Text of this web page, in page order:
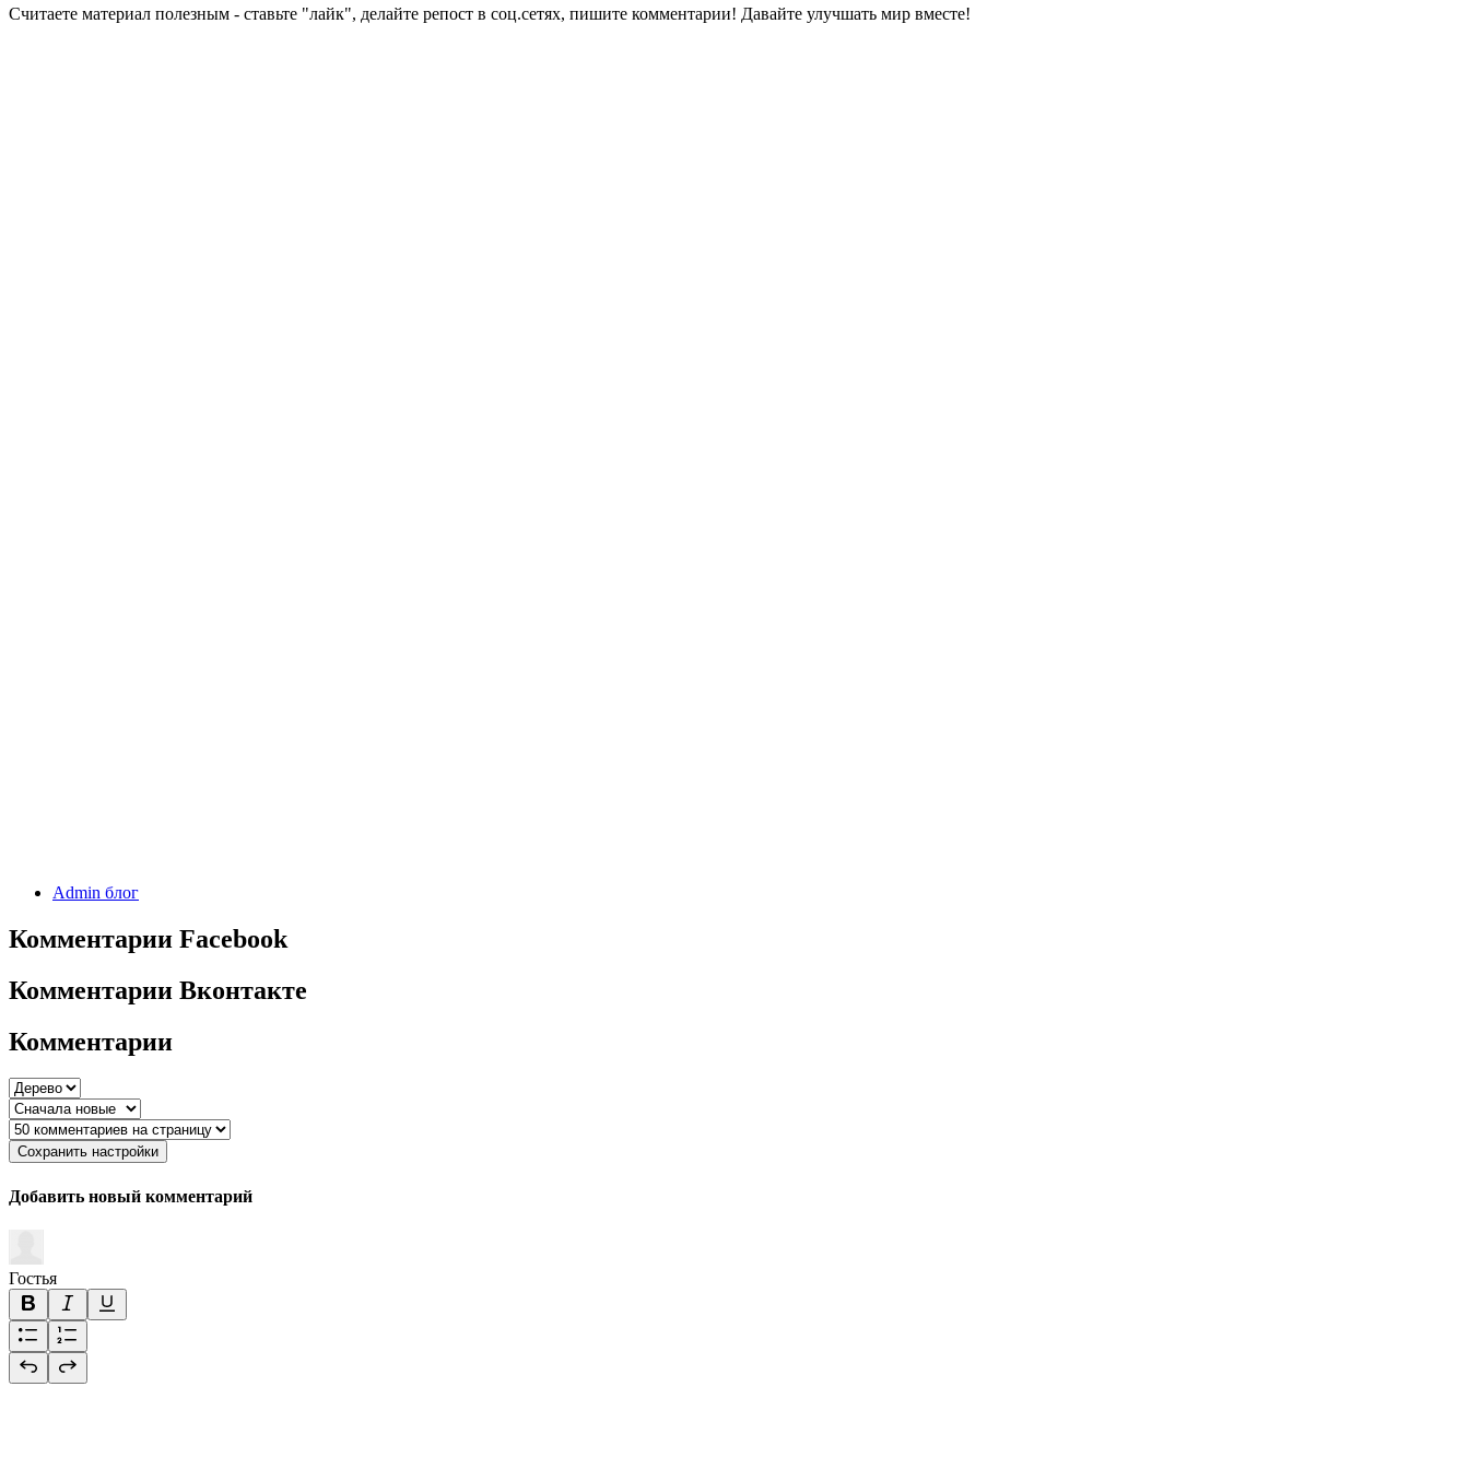
Считаете материал полезным - ставьте "лайк", делайте репост в соц.сетях, пишите комментарии! Давайте улучшать мир вместе!
Admin блог
Комментарии Facebook
Комментарии Вконтакте
Комментарии
Сохранить настройки
Добавить новый комментарий
Гостья